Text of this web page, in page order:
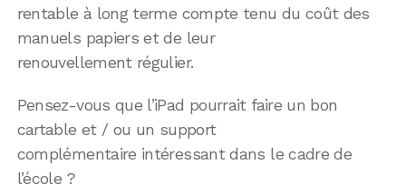
rentable à long terme compte tenu du coût des
manuels papiers et de leur
renouvellement régulier.
Pensez-vous que l’iPad pourrait faire un bon
cartable et / ou un support
complémentaire intéressant dans le cadre de
l’école ?